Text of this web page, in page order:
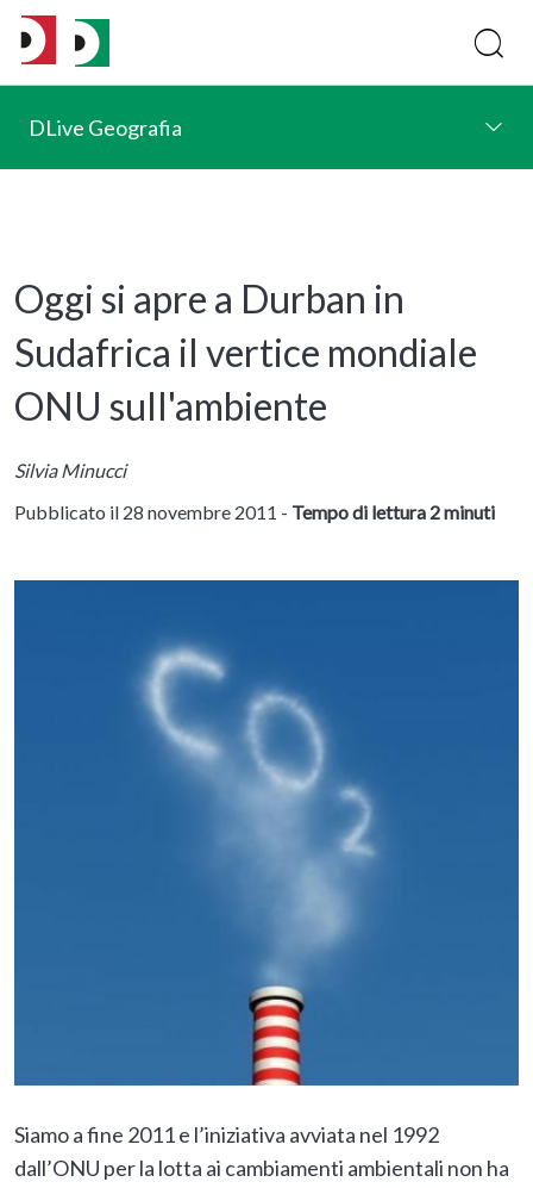
DLive Geografia
Oggi si apre a Durban in
Sudafrica il vertice mondiale
ONU sull'ambiente
Silvia Minucci
Pubblicato il 28 novembre 2011 - Tempo di lettura 2 minuti
Siamo a fine 2011 e l’iniziativa avviata nel 1992
dall’ONU per la lotta ai cambiamenti ambientali non ha